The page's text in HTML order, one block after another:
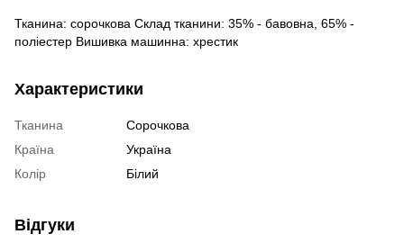
Тканина: сорочкова Склад тканини: 35% - бавовна, 65% -
поліестер Вишивка машинна: хрестик
Характеристики
Тканина
Сорочкова
Країна
Україна
Колір
Білий
Відгуки